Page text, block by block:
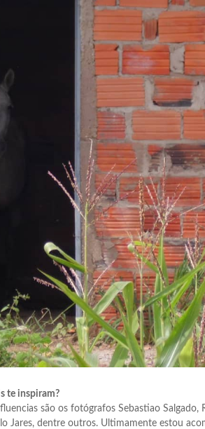
te inspiram?
são os fotógrafos Sebastiao
Jares, dentre outros. Ultimamente estou